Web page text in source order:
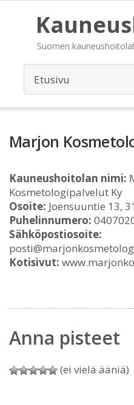
Suomen
Marjon
Kauneushoitolan nimi:
Kosmetologipalvelut Ky
Osoite: Joensuuntie 13,
Puhelinnumero:
Sähköpostiosoite:
Kotisivut:
Anna pisteet
(ei vielä ääniä)